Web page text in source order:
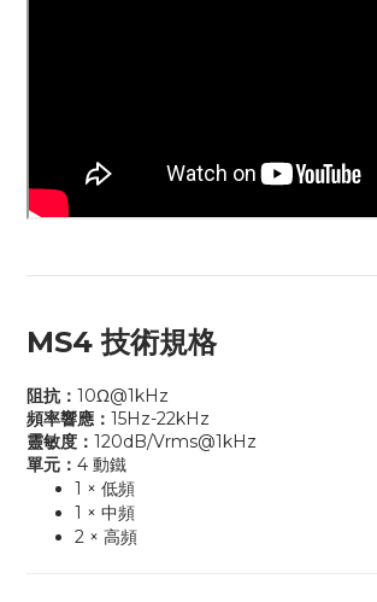
MS4 技術規格
阻抗： 10Ω@1kHz
頻率響應： 15Hz-22kHz
靈敏度： 120dB/Vrms@1kHz
單元： 4 動鐵
1 × 低頻
1 × 中頻
2 × 高頻